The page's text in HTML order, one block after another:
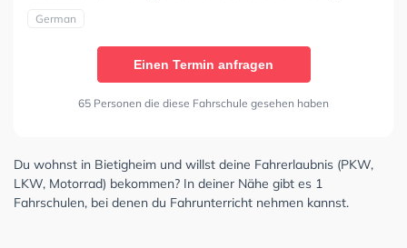
German
Einen Termin anfragen
65 Personen die diese Fahrschule gesehen haben
Du wohnst in Bietigheim und willst deine Fahrerlaubnis (PKW,
LKW, Motorrad) bekommen? In deiner Nähe gibt es 1
Fahrschulen, bei denen du Fahrunterricht nehmen kannst.